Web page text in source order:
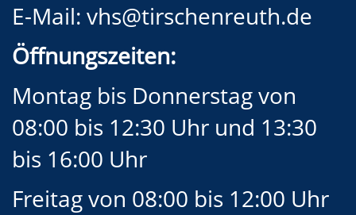
E-Mail: vhs@tirschenreuth.de
Öffnungszeiten:
Montag bis Donnerstag von
08:00 bis 12:30 Uhr und 13:30
bis 16:00 Uhr
Freitag von 08:00 bis 12:00 Uhr